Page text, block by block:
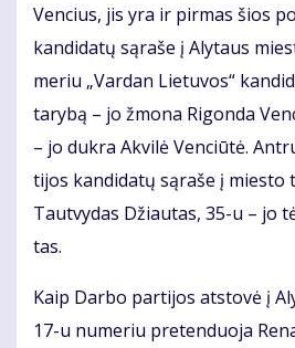
Ven­cius, jis yra ir pir­mas šios
kan­di­da­tų są­ra­še į Aly­taus
me­riu „Var­dan Lie­tu­vos“
ta­ry­bą – jo žmo­na Ri­gon­da
– jo duk­ra Ak­vi­lė Ven­ciū­tė.
ti­jos kan­di­da­tų są­ra­še į mies­to
Taut­vy­das Džiau­tas, 35-u – jo
tas.
Kaip Dar­bo par­ti­jos at­sto­vė į
17-u numeriu pre­ten­duo­ja